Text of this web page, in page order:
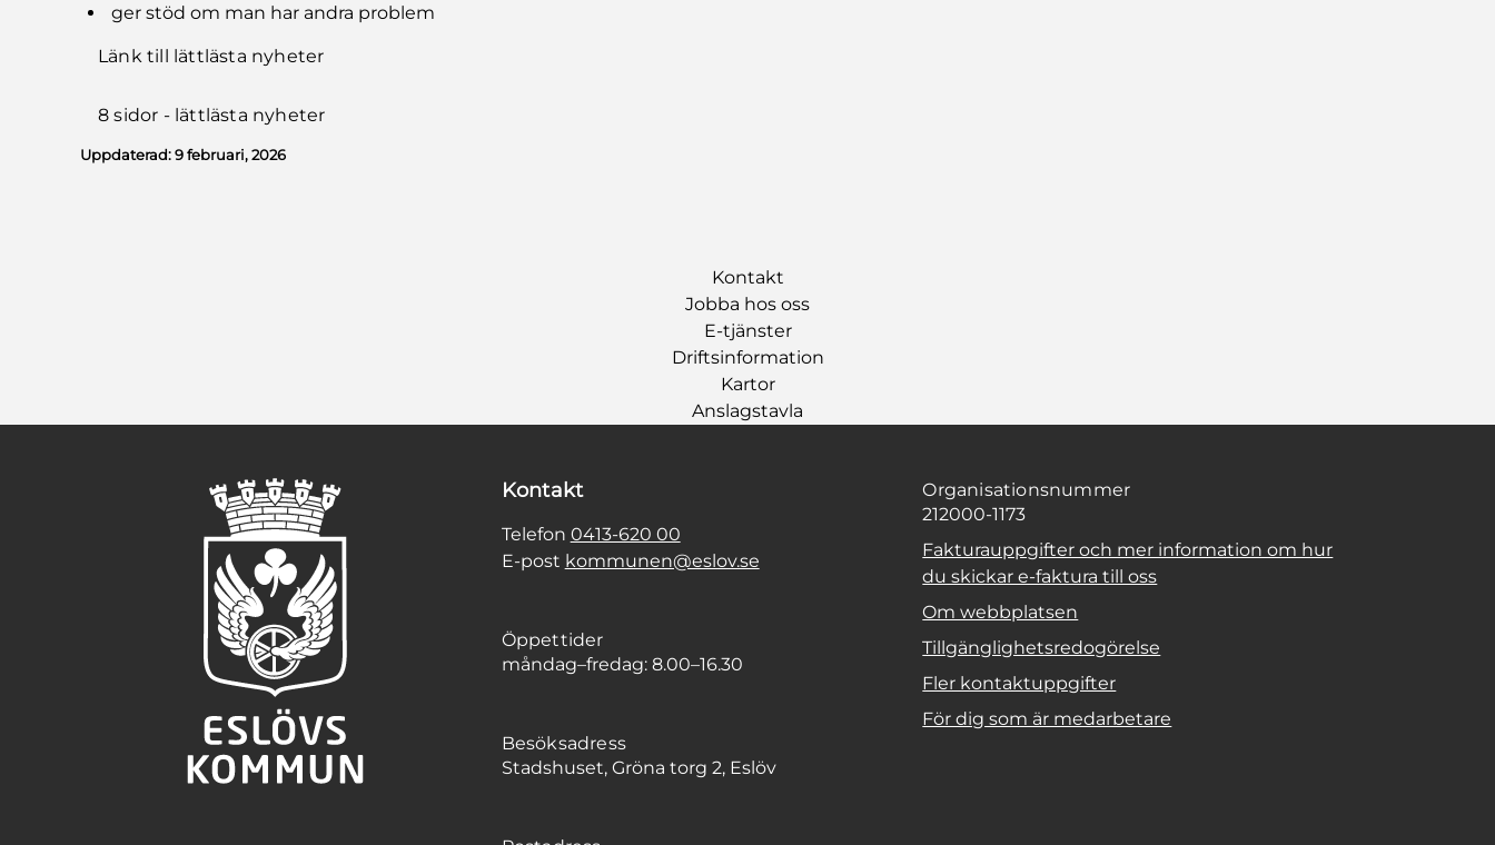
ger stöd om man har andra problem
Länk till lättlästa nyheter
8 sidor - lättlästa nyheter
Uppdaterad:9 februari, 2026
Kontakt
Jobba hos oss
E-tjänster
Driftsinformation
Kartor
Anslagstavla
Kontakt
Telefon 0413-620 00
E-post kommunen@eslov.se
Öppettider
måndag–fredag: 8.00–16.30
Besöksadress
Stadshuset, Gröna torg 2, Eslöv
Organisationsnummer
212000-1173
Fakturauppgifter och mer information om hur
du skickar e-faktura till oss
Om webbplatsen
Tillgänglighetsredogörelse
Fler kontaktuppgifter
För dig som är medarbetare